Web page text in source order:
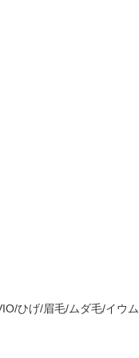
ひげ/眉毛/ムダ毛/イウム